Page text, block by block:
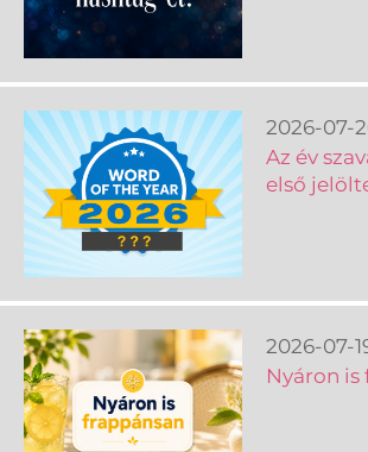
2026-07-
Az év
első
2026-07-
Nyáron is